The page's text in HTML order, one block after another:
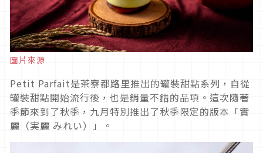
圖片來源
Petit Parfait是茶竂都路里推出的罐裝甜點系列，自從
罐裝甜點開始流行後，也是銷量不錯的品項。這次隨著
季節來到了秋季，九月特別推出了秋季限定的版本「實
麗（実麗 みれい）」。